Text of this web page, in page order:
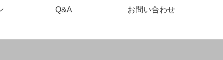
Q&A お問い合わせ